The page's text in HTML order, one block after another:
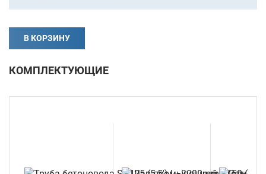
В КОРЗИНУ
КОМПЛЕКТУЮЩИЕ